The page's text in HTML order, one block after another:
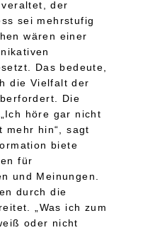
der
sei mehrstufig
wären einer
Das bedeute,
die Vielfalt der
Die
höre gar nicht
mehr hin“, sagt
biete
für
und Meinungen.
durch die
„Was ich zum
oder nicht